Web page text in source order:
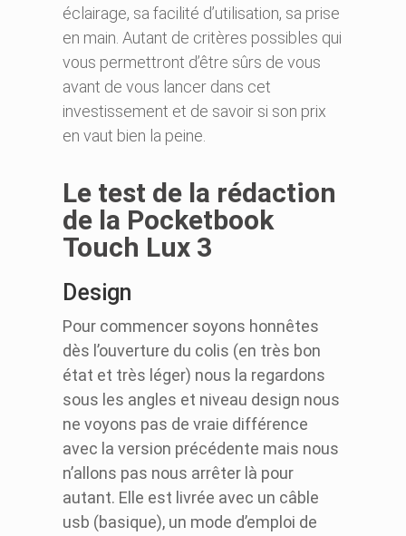
éclairage, sa facilité d’utilisation, sa prise
en main. Autant de critères possibles qui
vous permettront d’être sûrs de vous
avant de vous lancer dans cet
investissement et de savoir si son prix
en vaut bien la peine.
Le test de la rédaction
de la Pocketbook
Touch Lux 3
Design
Pour commencer soyons honnêtes
dès l’ouverture du colis (en très bon
état et très léger) nous la regardons
sous les angles et niveau design nous
ne voyons pas de vraie différence
avec la version précédente mais nous
n’allons pas nous arrêter là pour
autant. Elle est livrée avec un câble
usb (basique), un mode d’emploi de